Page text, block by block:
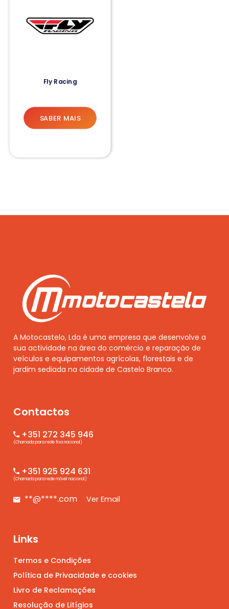
Fly Racing
SABER MAIS
A Motocastelo, Lda é uma empresa que desenvolve a
sua actividade na área do comércio e reparação de
veículos e equipamentos agrícolas, florestais e de
jardim sediada na cidade de Castelo Branco.
Contactos
+351 272 345 946
(Chamada para rede fixa nacional)
+351 925 924 631
(Chamada para rede móvel nacional)
**@****.com Ver Email
Links
Termos e Condições
Política de Privacidade e cookies
Livro de Reclamações
Resolução de Litígios